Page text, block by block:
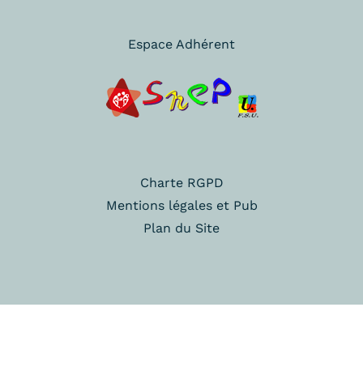
Espace Adhérent
Charte RGPD
Mentions légales et Pub
Plan du Site